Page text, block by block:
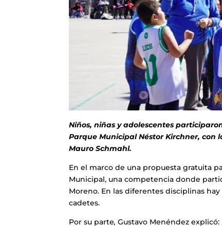
Niños, niñas y adolescentes
Parque Municipal Néstor Kirchner, con
Mauro Schmahl.
En el marco de una propuesta gratuita
Municipal, una competencia donde
Moreno. En las diferentes disciplinas
cadetes.
Por su parte,Gustavo Menéndez explicó: